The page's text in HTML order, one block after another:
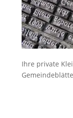
Ihre private